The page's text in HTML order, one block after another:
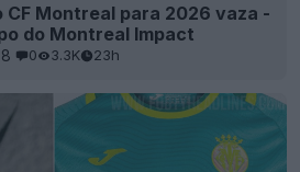
CF Montreal para 2026 vaza -
do Montreal Impact
8 0 3.3K 23h